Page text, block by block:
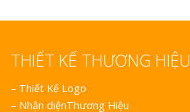
THIẾT KẾ THƯƠNG HIỆU
– Thiết Kế Logo
– Nhận diệnThương Hiệu